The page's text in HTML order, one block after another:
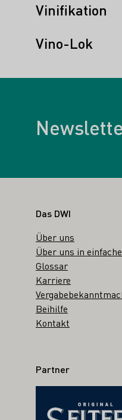
Vinifikation
Vino-Lok
Fußbereich
Das DWI
Über uns
Über uns in
Glossar
Karriere
Beihilfe
Kontakt
Partner